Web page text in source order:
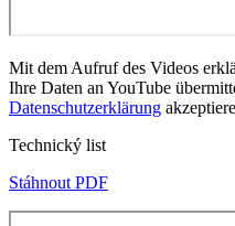
Mit dem Aufruf des Videos
Ihre Daten an YouTube
Datenschutzerklärung
Technický list
Stáhnout PDF